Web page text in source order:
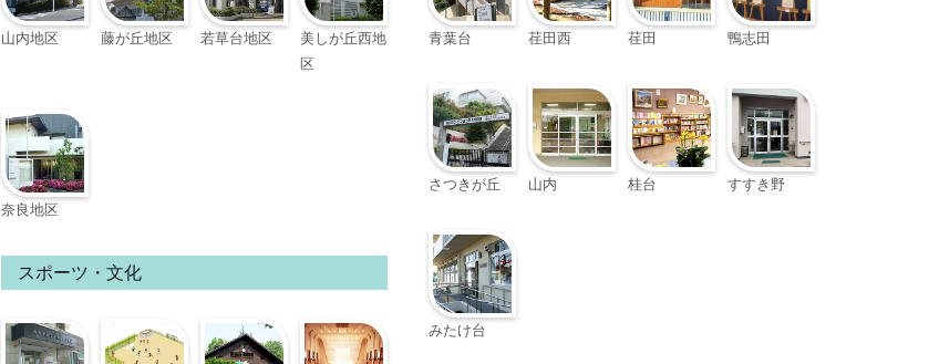
山内地区 藤が丘地区 若草台地区
美しが丘西地
区
奈良地区
スポーツ・文化
青葉台 荏田西 荏田 鴨志田
さつきが丘 山内 桂台 すすき野
みたけ台